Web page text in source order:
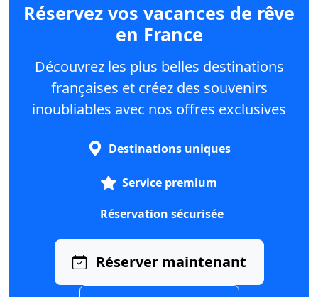
Réservez vos vacances de rêve
en France
Découvrez les plus belles destinations
françaises et créez des souvenirs
inoubliables avec nos offres exclusives
Destinations uniques
Service premium
Réservation sécurisée
Réserver maintenant